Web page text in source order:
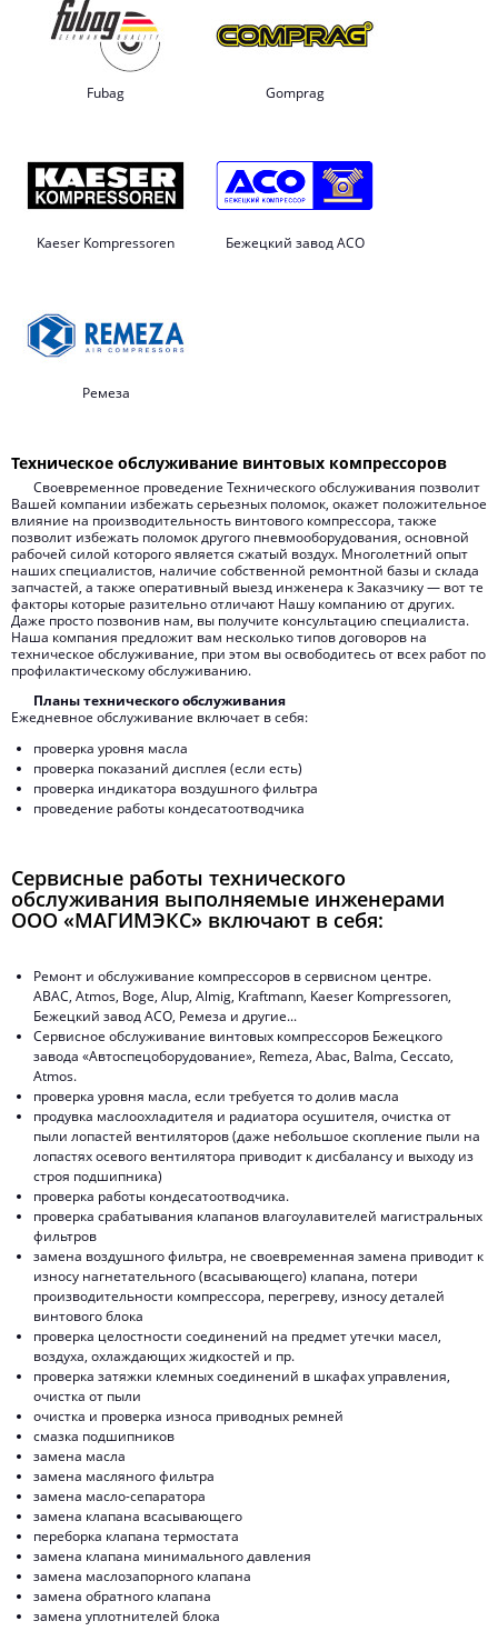
Fubag Gomprag
Kaeser Kompressoren Бежецкий завод АСО
Ремеза
Техническое обслуживание винтовых компрессоров
Своевременное проведение Технического обслуживания позволит
Вашей компании избежать серьезных поломок, окажет положительное
влияние на производительность винтового компрессора, также
позволит избежать поломок другого пневмооборудования, основной
рабочей силой которого является сжатый воздух. Многолетний опыт
наших специалистов, наличие собственной ремонтной базы и склада
запчастей, а также оперативный выезд инженера к Заказчику — вот те
факторы которые разительно отличают Нашу компанию от других.
Даже просто позвонив нам, вы получите консультацию специалиста.
Наша компания предложит вам несколько типов договоров на
техническое обслуживание, при этом вы освободитесь от всех работ по
профилактическому обслуживанию.
Планы технического обслуживания
Ежедневное обслуживание включает в себя:
проверка уровня масла
проверка показаний дисплея (если есть)
проверка индикатора воздушного фильтра
проведение работы кондесатоотводчика
Сервисные работы технического
обслуживания выполняемые инженерами
ООО «МАГИМЭКС» включают в себя:
Ремонт и обслуживание компрессоров в сервисном центре.
ABAC, Atmos, Boge, Alup, Almig, Kraftmann, Kaeser Kompressoren,
Бежецкий завод АСО, Ремеза и другие...
Сервисное обслуживание винтовых компрессоров Бежецкого
завода «Автоспецоборудование», Remeza, Abac, Balma, Ceccato,
Atmos.
проверка уровня масла, если требуется то долив масла
продувка маслоохладителя и радиатора осушителя, очистка от
пыли лопастей вентиляторов (даже небольшое скопление пыли на
лопастях осевого вентилятора приводит к дисбалансу и выходу из
строя подшипника)
проверка работы кондесатоотводчика.
проверка срабатывания клапанов влагоулавителей магистральных
фильтров
замена воздушного фильтра, не своевременная замена приводит к
износу нагнетательного (всасывающего) клапана, потери
производительности компрессора, перегреву, износу деталей
винтового блока
проверка целостности соединений на предмет утечки масел,
воздуха, охлаждающих жидкостей и пр.
проверка затяжки клемных соединений в шкафах управления,
очистка от пыли
очистка и проверка износа приводных ремней
смазка подшипников
замена масла
замена масляного фильтра
замена масло-сепаратора
замена клапана всасывающего
переборка клапана термостата
замена клапана минимального давления
замена маслозапорного клапана
замена обратного клапана
замена уплотнителей блока